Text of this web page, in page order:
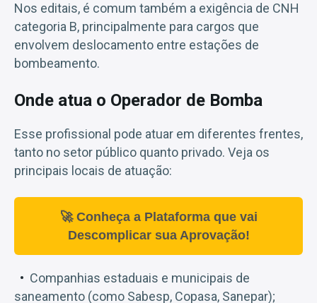
Nos editais, é comum também a exigência de CNH
categoria B, principalmente para cargos que
envolvem deslocamento entre estações de
bombeamento.
Onde atua o Operador de Bomba
Esse profissional pode atuar em diferentes frentes,
tanto no setor público quanto privado. Veja os
principais locais de atuação:
🚀 Conheça a Plataforma que vai
Descomplicar sua Aprovação!
Companhias estaduais e municipais de
saneamento (como Sabesp, Copasa, Sanepar);